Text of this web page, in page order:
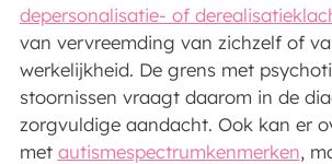
depersonalisatie- of
van vervreemding van zichzelf of
werkelijkheid. De grens met
stoornissen vraagt daarom in de
zorgvuldige aandacht. Ook kan er
met autismespectrumkenmerken,